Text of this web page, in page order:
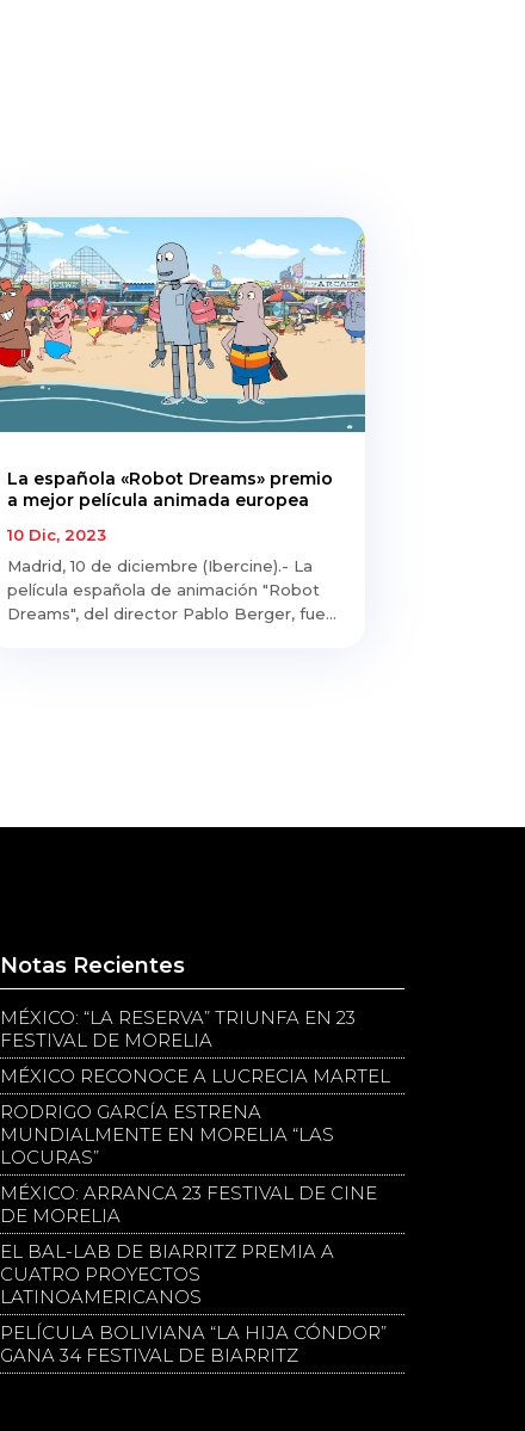
La española «Robot Dreams» premio
a mejor película animada europea
10 Dic, 2023
Madrid, 10 de diciembre (Ibercine).- La
película española de animación "Robot
Dreams", del director Pablo Berger, fue...
Notas Recientes
MÉXICO: “LA RESERVA” TRIUNFA EN 23
FESTIVAL DE MORELIA
MÉXICO RECONOCE A LUCRECIA MARTEL
RODRIGO GARCÍA ESTRENA
MUNDIALMENTE EN MORELIA “LAS
LOCURAS”
MÉXICO: ARRANCA 23 FESTIVAL DE CINE
DE MORELIA
EL BAL-LAB DE BIARRITZ PREMIA A
CUATRO PROYECTOS
LATINOAMERICANOS
PELÍCULA BOLIVIANA “LA HIJA CÓNDOR”
GANA 34 FESTIVAL DE BIARRITZ